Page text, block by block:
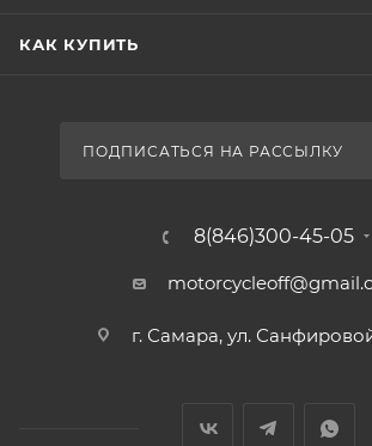
КАК КУПИТЬ
ПОДПИСАТЬСЯ НА РАССЫЛКУ
8(846)300-45-05
г. Самара, ул.